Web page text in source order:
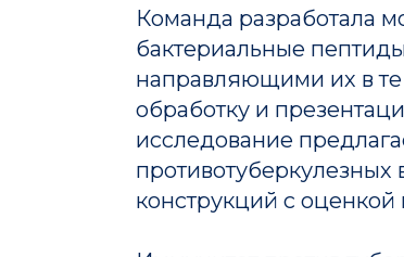
Команда разработала
бактериальные
направляющими их в те
обработку и
исследование
противотуберкулезных
конструкций с оценкой